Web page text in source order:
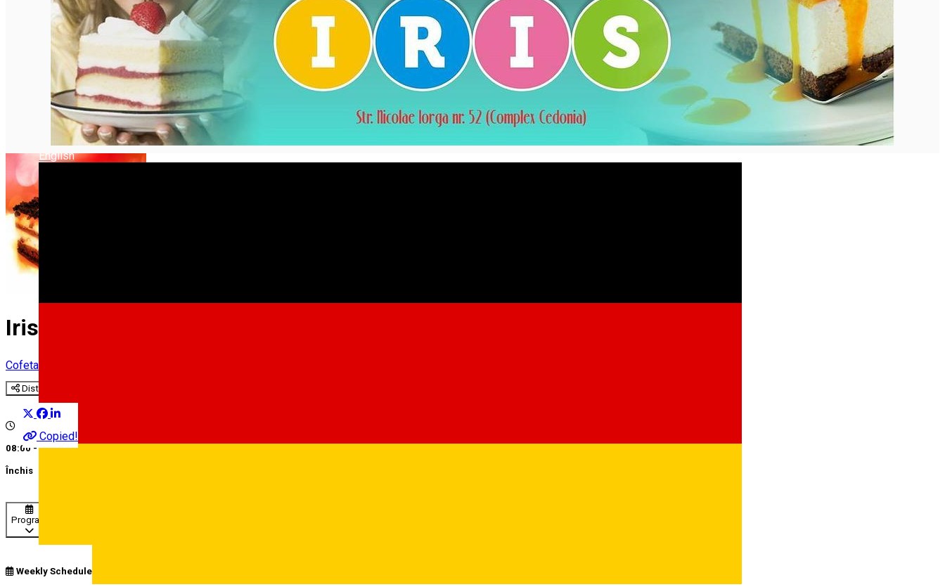
English
Iris
Cofetarie
Distribuie
Copied!
08:00 - 21:00
Închis
Program
Weekly Schedule